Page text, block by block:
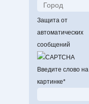
Защита от
автоматических
сообщений
Введите слово на
картинке*